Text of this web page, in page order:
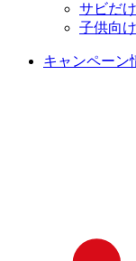
サビだ
子供向
キャンペーン